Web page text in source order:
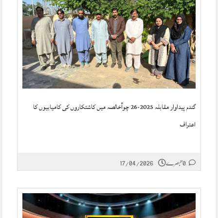
گندم پیداوار مقابلہ 2025-26 چوآخالصہ میں کاشتکاروں کی کامیابیوں کا
اعتراف
17/04/2026